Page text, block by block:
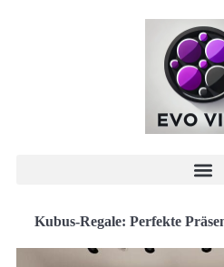
Kubus-Regale: Perfekte